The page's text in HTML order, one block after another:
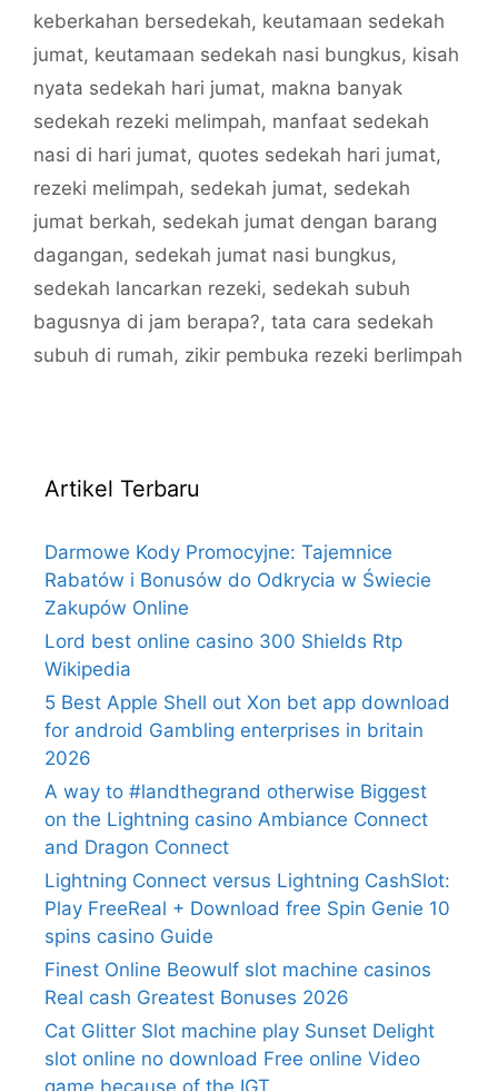
keberkahan bersedekah, keutamaan sedekah
jumat, keutamaan sedekah nasi bungkus, kisah
nyata sedekah hari jumat, makna banyak
sedekah rezeki melimpah, manfaat sedekah
nasi di hari jumat, quotes sedekah hari jumat,
rezeki melimpah, sedekah jumat, sedekah
jumat berkah, sedekah jumat dengan barang
dagangan, sedekah jumat nasi bungkus,
sedekah lancarkan rezeki, sedekah subuh
bagusnya di jam berapa?, tata cara sedekah
subuh di rumah, zikir pembuka rezeki berlimpah
Artikel Terbaru
Darmowe Kody Promocyjne: Tajemnice
Rabatów i Bonusów do Odkrycia w Świecie
Zakupów Online
Lord best online casino 300 Shields Rtp
Wikipedia
5 Best Apple Shell out Xon bet app download
for android Gambling enterprises in britain
2026
A way to #landthegrand otherwise Biggest
on the Lightning casino Ambiance Connect
and Dragon Connect
Lightning Connect versus Lightning CashSlot:
Play FreeReal + Download free Spin Genie 10
spins casino Guide
Finest Online Beowulf slot machine casinos
Real cash Greatest Bonuses 2026
Cat Glitter Slot machine play Sunset Delight
slot online no download Free online Video
game because of the IGT